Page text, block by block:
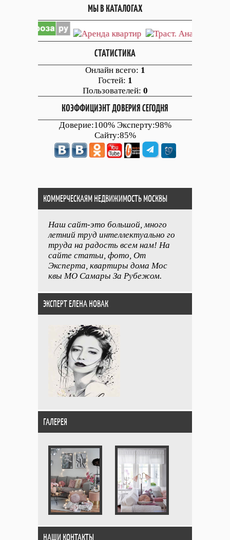
МЫ В КАТАЛОГАХ
СТАТИСТИКА
Онлайн всего: 1
Гостей: 1
Пользователей: 0
КОЭФФИЦИЭНТ ДОВЕРИЯ СЕГОДНЯ
Доверие:100% Эксперту:98%
Сайту:85%
КОММЕРЧЕСКАЯМ НЕДВИЖИМОСТЬ МОСКВЫ
Наш сайт-это большой, много
летний труд интеллектуально го
труда на радость всем нам! На
сайте статьи, фото, От
Эксперта, квартиры дома Мос
квы МО Самары За Рубежом.
ЭКСПЕРТ ЕЛЕНА НОВАК
ГАЛЕРЕЯ
НАШИ КОНТАКТЫ